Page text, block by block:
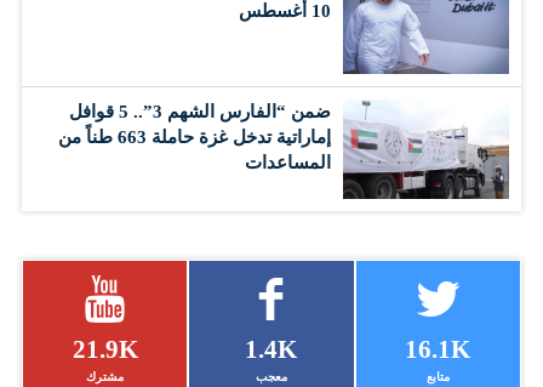
10 أغسطس
ضمن “الفارس الشهم 3”.. 5 قوافل
إماراتية تدخل غزة حاملة 663 طناً من
المساعدات
21.9K
مشترك
1.4K
معجب
16.1K
متابع